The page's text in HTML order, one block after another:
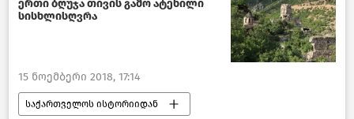
ერთი ბღუჯა თივის გამო ატეხილი
სისხლისღვრა
15 ნოემბერი 2018, 17:14
საქართველოს ისტორიიდან